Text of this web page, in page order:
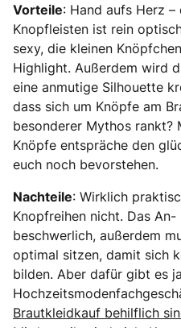
Vorteile: Hand aufs Herz
Knopfleisten ist rein
sexy, die kleinen
Highlight. Außerdem wird
eine anmutige Silhouette
dass sich um Knöpfe am
besonderer Mythos rankt?
Knöpfe entspräche den
euch noch bevorstehen.
Nachteile: Wirklich
Knopfreihen nicht. Das
beschwerlich, außerdem
optimal sitzen, damit sich
bilden. Aber dafür gibt es
Brautkleidkauf behilflich